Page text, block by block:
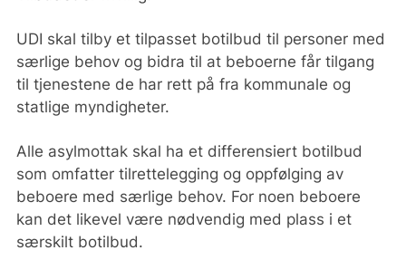
UDI skal tilby et tilpasset botilbud til personer med
særlige behov og bidra til at beboerne får tilgang
til tjenestene de har rett på fra kommunale og
statlige myndigheter.
Alle asylmottak skal ha et differensiert botilbud
som omfatter tilrettelegging og oppfølging av
beboere med særlige behov. For noen beboere
kan det likevel være nødvendig med plass i et
særskilt botilbud.